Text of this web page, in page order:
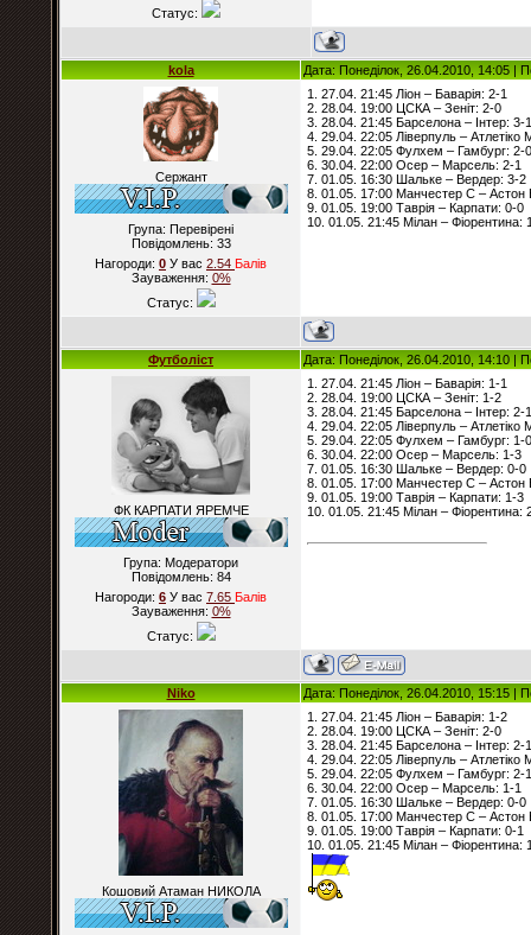
Статус:
kola Дата: Понеділок, 26.04.2010, 14:05 |
Сержант
Група: Перевірені
Повідомлень: 33
Нагороди: 0 У вас 2.54 Балiв
Зауваження: 0%
Статус:
1. 27.04. 21:45 Ліон – Баварія: 2-1
2. 28.04. 19:00 ЦСКА – Зеніт: 2-0
3. 28.04. 21:45 Барселона – Інтер: 3-1
4. 29.04. 22:05 Ліверпуль – Атлетіко
5. 29.04. 22:05 Фулхем – Гамбург: 2-0
6. 30.04. 22:00 Осер – Марсель: 2-1
7. 01.05. 16:30 Шальке – Вердер: 3-2
8. 01.05. 17:00 Манчестер С – Астон
9. 01.05. 19:00 Таврія – Карпати: 0-0
10. 01.05. 21:45 Мілан – Фіорентина:
Футболіст Дата: Понеділок, 26.04.2010, 14:10 |
ФК КАРПАТИ ЯРЕМЧЕ
Група: Модератори
Повідомлень: 84
Нагороди: 6 У вас 7.65 Балiв
Зауваження: 0%
Статус:
1. 27.04. 21:45 Ліон – Баварія: 1-1
2. 28.04. 19:00 ЦСКА – Зеніт: 1-2
3. 28.04. 21:45 Барселона – Інтер: 2-1
4. 29.04. 22:05 Ліверпуль – Атлетіко
5. 29.04. 22:05 Фулхем – Гамбург: 1-0
6. 30.04. 22:00 Осер – Марсель: 1-3
7. 01.05. 16:30 Шальке – Вердер: 0-0
8. 01.05. 17:00 Манчестер С – Астон
9. 01.05. 19:00 Таврія – Карпати: 1-3
10. 01.05. 21:45 Мілан – Фіорентина:
Niko Дата: Понеділок, 26.04.2010, 15:15 |
Кошовий Атаман НИКОЛА
1. 27.04. 21:45 Ліон – Баварія: 1-2
2. 28.04. 19:00 ЦСКА – Зеніт: 2-0
3. 28.04. 21:45 Барселона – Інтер: 2-1
4. 29.04. 22:05 Ліверпуль – Атлетіко
5. 29.04. 22:05 Фулхем – Гамбург: 2-1
6. 30.04. 22:00 Осер – Марсель: 1-1
7. 01.05. 16:30 Шальке – Вердер: 0-0
8. 01.05. 17:00 Манчестер С – Астон
9. 01.05. 19:00 Таврія – Карпати: 0-1
10. 01.05. 21:45 Мілан – Фіорентина: